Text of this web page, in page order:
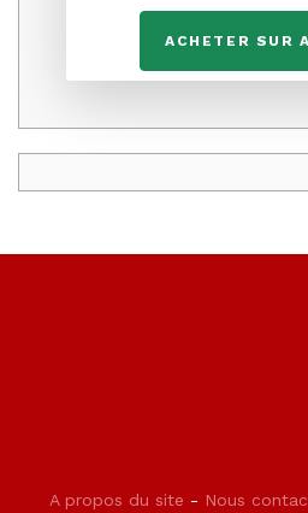
ACHETER SUR
A propos du site - Nous